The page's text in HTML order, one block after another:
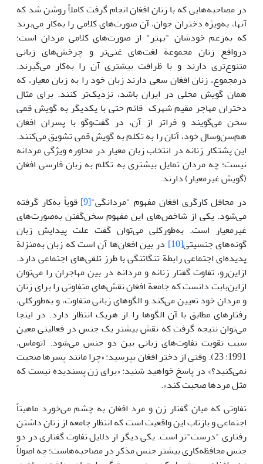
در مصاحبه‌هایی که با زنان افغان انجام گرفت کاملاً روشن شد که
آنها، به‌ویژه دختران جوان، آن صورت‌های کلامی‌ را به‌کار می‌برند
که به‌زعم خودشان "بهتر" از صورت‌های کلامی مردان است؛
درواقع زنان مجموعة لغت‌های غنی‌تر و چرخش‌های زبانی
متنوع‌‌تری دارند و با ظرافت بیشتری آن را به‌کار می‌گیرند.
درمجموع، زنان افغان‌ سعی دارند زبان خود را به زبان معیار، که
همان گویش محلی در ایران باشد، نزدیک‌تر کنند. برای مثال
دختران مهاجر مقیم شهرک قائم حتی با یکدیگر به گویش قمی
سخن می‌گویند و فراتر از آن، در گفت‌وگو با پسران افغان‌
هم‌سن‌وسال خود، آنان را به تکلم به گویش قمی تشویق می‌کنند.
این پشتکار زنانه در انتخاب زبان معیار در محاوره ویژگی مردانه
نیست؛ چه مردان تمایل بیشتری به تکلم به زبان فارسی افغان
(گویش غیرمعیار) دارند.
در محافل کارگری افغان مفهوم "مردانگی"[9]
قویاً به‌کار گرفته
می‌شود. یکی از شاخص‌های این مفهوم سخن‌گفتن به‌صورت‌های
غیرمعیار است. به‌طورکلی‌ می‌توان گفت علت پیدایش زبان
گونه‌های جنسیتی[10]
در بین افغان‌ها آن است که زبان به‌منزلة
پدیده‌ای اجتماعی رابطة تنگاتنگی با طرز تلقی‌های اجتماعی دارد.
ازاین‌رو، تفاوت گفتار زنانه و مردانه در بین مهاجران را می‌توان
ازاین‌بابت دانست که جامعة افغان‌ نقش‌های متفاوتی را برای زنان
و مردان خود تعیین می‌کند و الگوهای زبانی متفاوت، و به‌طورکلی‌،
رفتارهای مطابق با آن الگوها را از هریک انتظار دارد. در اینجا
می‌توان نتیجه گرفت که نقش بیشتر یک جنس در فعالیتی معین
سبب تقویت تفاوت‌های زبانی بین دو جنس می‌شود. (توماس،
1991: 23). وقتی از دختر افغان بپرسید: «چرا مانند پسرها صحبت
نمی‌کنید؟» در پاسخ خواهید شنید: «برای زن پسندیده نیست که
مثل مردها صحبت کند».
تفاوتی که میان گفتار زن و مرد افغان‌ به چشم می‌خورد ماهیتاً
اجتماعی و بازتاب این واقعیت است که انتظار جامعه از زنان داشتن
رفتاری "درست"تر است. یکی دیگر از دلایل تفاوت گفتاری در دو
جنس محافظه‌کاری بیشتر جنس مذکر در مصاحبه‌هاست؛ چه اصولاً